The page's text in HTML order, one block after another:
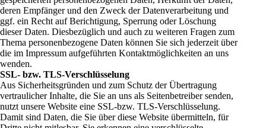
deren Empfänger und den Zweck der Datenverarbeitung und
ggf. ein Recht auf Berichtigung, Sperrung oder Löschung
dieser Daten. Diesbezüglich und auch zu weiteren Fragen zum
Thema personenbezogene Daten können Sie sich jederzeit über
die im Impressum aufgeführten Kontaktmöglichkeiten an uns
wenden.
SSL- bzw. TLS-Verschlüsselung
Aus Sicherheitsgründen und zum Schutz der Übertragung
vertraulicher Inhalte, die Sie an uns als Seitenbetreiber senden,
nutzt unsere Website eine SSL-bzw. TLS-Verschlüsselung.
Damit sind Daten, die Sie über diese Website übermitteln, für